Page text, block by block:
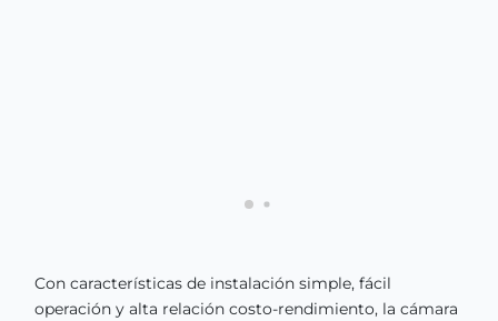
Con características de instalación simple, fácil
operación y alta relación costo-rendimiento, la cámara